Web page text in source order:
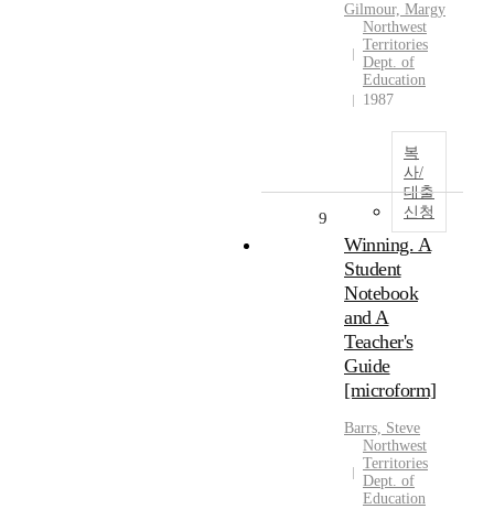
Gilmour, Margy
Northwest
Territories
Dept. of
Education
1987
복
사/
대출
신청
9
Winning. A
Student
Notebook
and A
Teacher's
Guide
[microform]
Barrs, Steve
Northwest
Territories
Dept. of
Education